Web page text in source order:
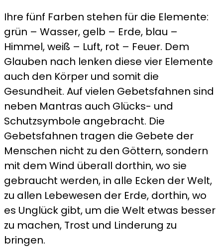
Ihre fünf Farben stehen für die Elemente:
grün – Wasser, gelb – Erde, blau –
Himmel, weiß – Luft, rot – Feuer. Dem
Glauben nach lenken diese vier Elemente
auch den Körper und somit die
Gesundheit. Auf vielen Gebetsfahnen sind
neben Mantras auch Glücks- und
Schutzsymbole angebracht. Die
Gebetsfahnen tragen die Gebete der
Menschen nicht zu den Göttern, sondern
mit dem Wind überall dorthin, wo sie
gebraucht werden, in alle Ecken der Welt,
zu allen Lebewesen der Erde, dorthin, wo
es Unglück gibt, um die Welt etwas besser
zu machen, Trost und Linderung zu
bringen.